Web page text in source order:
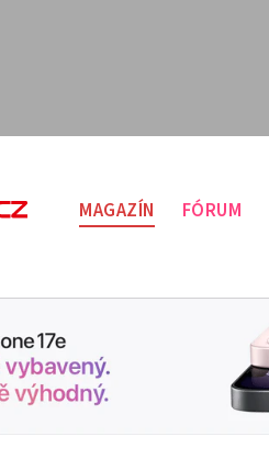
MAGAZÍN FÓRUM